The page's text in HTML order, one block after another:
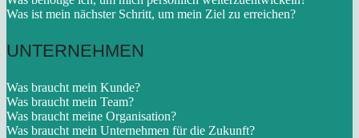
Was ist mein nächster Schritt, um mein Ziel zu erreichen?
UNTERNEHMEN
Was braucht mein Kunde?
Was braucht mein Team?
Was braucht meine Organisation?
Was braucht mein Unternehmen für die Zukunft?